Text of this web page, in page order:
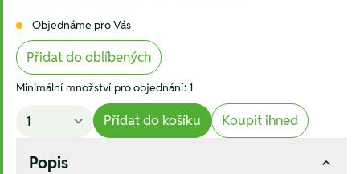
Objednáme pro Vás
Přidat do oblíbených
Minimální množství pro objednání: 1
Přidat do košíku Koupit ihned
Popis